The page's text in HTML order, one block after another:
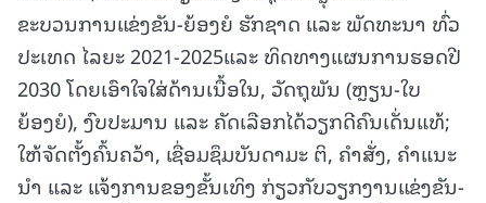
ຂະບວນການແຂ່ງຂັນ-ຍ້ອງຍໍ ຮັກຊາດ ແລະ ພັດທະນາ ທົ່ວ
ປະເທດ ໄລຍະ 2021-2025ແລະ ທິດທາງແຜນການຮອດປີ
2030 ໂດຍເອົາໃຈໃສ່ດ້ານເນື້ອໃນ, ວັດຖຸພັນ (ຫຼຽນ-ໃບ
ຍ້ອງຍໍ), ງົບປະມານ ແລະ ຄັດເລືອກໄດ້ວຽກດີຄົນເດັ່ນແທ້;
ໃຫ້ຈັດຕັ້ງຄົ້ນຄວ້າ, ເຊື່ອມຊຶມບັນດາມະ ຕິ, ຄໍາສັ່ງ, ຄຳແນະ
ນໍາ ແລະ ແຈ້ງການຂອງຂັ້ນເທິງ ກ່ຽວກັບວຽກງານແຂ່ງຂັນ-